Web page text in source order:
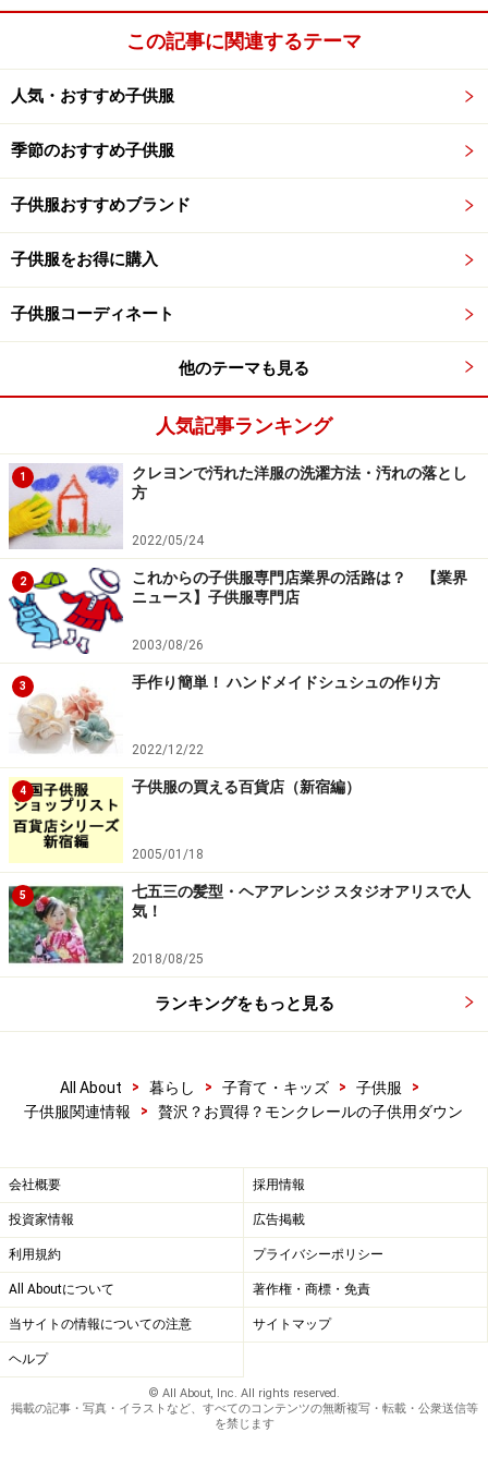
この記事に関連するテーマ
人気・おすすめ子供服
季節のおすすめ子供服
子供服おすすめブランド
子供服をお得に購入
子供服コーディネート
他のテーマも見る
人気記事ランキング
1
クレヨンで汚れた洋服の洗濯方法・汚れの落とし
方
2022/05/24
2
これからの子供服専門店業界の活路は？ 【業界
ニュース】子供服専門店
2003/08/26
3 手作り簡単！ ハンドメイドシュシュの作り方
2022/12/22
4 子供服の買える百貨店（新宿編）
2005/01/18
5
七五三の髪型・ヘアアレンジ スタジオアリスで人
気！
2018/08/25
ランキングをもっと見る
All About > 暮らし > 子育て・キッズ > 子供服
>
子供服関連情報
> 贅沢？お買得？モンクレールの子供用ダウン
会社概要 採用情報
投資家情報 広告掲載
利用規約 プライバシーポリシー
All Aboutについて 著作権・商標・免責
当サイトの情報についての注意 サイトマップ
ヘルプ
© All About, Inc. All rights reserved.
掲載の記事・写真・イラストなど、すべてのコンテンツの無断複写・転載・公衆送信等
を禁じます